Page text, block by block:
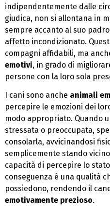
indipendentemente dalle
giudica, non si allontana in
sempre accanto al suo
affetto incondizionato.
compagni affidabili, ma
emotivi, in grado di
persone con la loro sola
I cani sono anche animali
percepire le emozioni dei
modo appropriato. Quando
stressata o preoccupata,
consolarla, avvicinandosi
semplicemente stando
capacità di percepire lo
conseguenza è una qualità
possiedono, rendendo il
emotivamente prezioso.